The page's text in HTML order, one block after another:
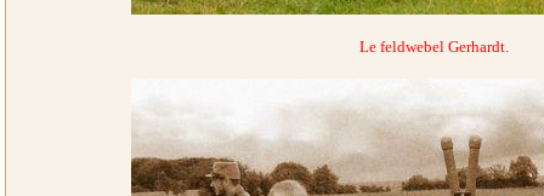
Le feldwebel Gerhardt.